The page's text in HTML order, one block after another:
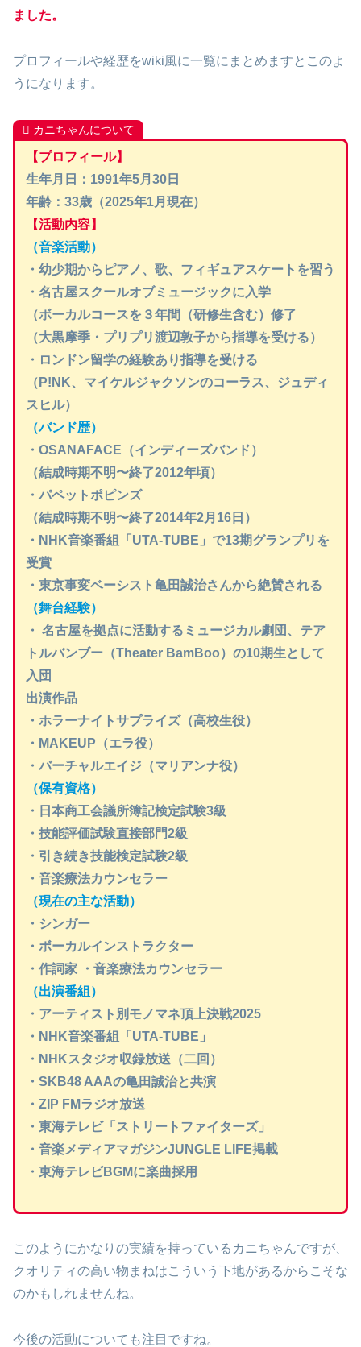
ました。
プロフィールや経歴をwiki風に一覧にまとめますとこのよ
うになります。
カニちゃんについて
【プロフィール】
生年月日：1991年5月30日
年齢：33歳（2025年1月現在）
【活動内容】
（音楽活動）
・幼少期からピアノ、歌、フィギュアスケートを習う
・名古屋スクールオブミュージックに入学
（ボーカルコースを３年間（研修生含む）修了
（大黒摩季・プリプリ渡辺敦子から指導を受ける）
・ロンドン留学の経験あり指導を受ける
（P!NK、マイケルジャクソンのコーラス、ジュディ
スヒル）
（バンド歴）
・OSANAFACE（インディーズバンド）
（結成時期不明〜終了2012年頃）
・パペットポピンズ
（結成時期不明〜終了2014年2月16日）
・NHK音楽番組「UTA-TUBE」で13期グランプリを
受賞
・東京事変ベーシスト亀田誠治さんから絶賛される
（舞台経験）
・ 名古屋を拠点に活動するミュージカル劇団、テア
トルバンブー（Theater BamBoo）の10期生として
入団
出演作品
・ホラーナイトサプライズ（高校生役）
・MAKEUP（エラ役）
・バーチャルエイジ（マリアンナ役）
（保有資格）
・日本商工会議所簿記検定試験3級
・技能評価試験直接部門2級
・引き続き技能検定試験2級
・音楽療法カウンセラー
（現在の主な活動）
・シンガー
・ボーカルインストラクター
・作詞家 ・音楽療法カウンセラー
（出演番組）
・アーティスト別モノマネ頂上決戦2025
・NHK音楽番組「UTA-TUBE」
・NHKスタジオ収録放送（二回）
・SKB48 AAAの亀田誠治と共演
・ZIP FMラジオ放送
・東海テレビ「ストリートファイターズ」
・音楽メディアマガジンJUNGLE LIFE掲載
・東海テレビBGMに楽曲採用
このようにかなりの実績を持っているカニちゃんですが、
クオリティの高い物まねはこういう下地があるからこそな
のかもしれませんね。
今後の活動についても注目ですね。